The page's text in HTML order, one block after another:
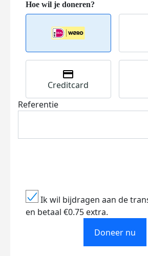
Creditcard
Referentie
Ik wil bijdragen aan de
en betaal €0.75 extra.
Doneer nu